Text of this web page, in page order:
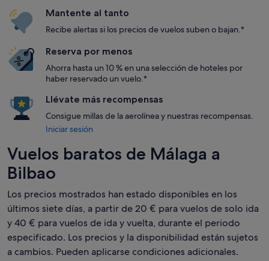
Mantente al tanto
Recibe alertas si los precios de vuelos suben o bajan.*
Reserva por menos
Ahorra hasta un 10 % en una selección de hoteles por
haber reservado un vuelo.*
Llévate más recompensas
Consigue millas de la aerolínea y nuestras recompensas.
Iniciar sesión
Vuelos baratos de Málaga a
Bilbao
Los precios mostrados han estado disponibles en los
últimos siete días, a partir de 20 € para vuelos de solo ida
y 40 € para vuelos de ida y vuelta, durante el periodo
especificado. Los precios y la disponibilidad están sujetos
a cambios. Pueden aplicarse condiciones adicionales.